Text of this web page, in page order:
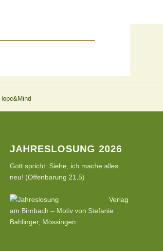
JAHRESLOSUNG 2026
Gott spricht: Siehe, ich mache alles
neu! (Offenbarung 21,5)
Verlag
am Birnbach – Motiv von Stefanie
Bahlinger, Mössingen